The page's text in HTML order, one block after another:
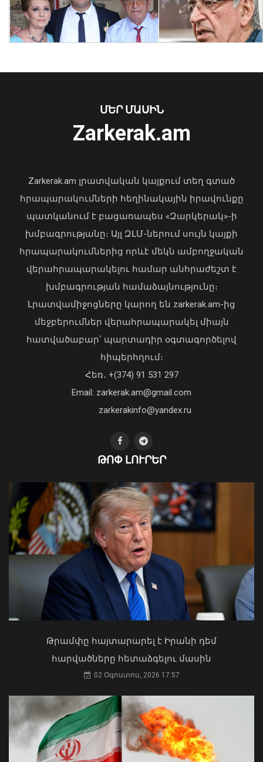
Վայոց ձորի քրեական ոստիկանները
դանակահարության դեպք են
բացահայտել․ կատարվում է
Արթուր Խուդինյանը նշանակվել է ՓԾ
տնօրենի տեղակալ․ Արամ
Ղազարյանն անձնակազմին է
ներկայացրել նորանշանակ
տեղակալին
07 Օգոստոս, 2026 21:05
Փրկարարները հայտանաբերել են
մոլորված զբոսաշրջիկներին
07 Օգոստոս, 2026 21:03
Երթևեկության կազմակերպման
փոփոխություն՝ Երևանի Սայաթ-
Նովայի պողոտայում
«Պարտվեցինք դաժան հիվանդության
04 Օգոստոս, 2026 19:12
Վարչապետ Փաշինյանն այցելել է
«ԷԼԵՎԵՅԹ ԷՅԱՅ» արհեստական
բանականության գործարան
Ի՞նչ ուղերձ էր ոտքի չկանգնելը.
Աղաջանյանը` ընդդիմությանը
ՄԵՐ ՄԱՍԻՆ
Zarkerak.am
Zarkerak.am լրատվական կայքում տեղ գտած
հրապարակումների հեղինակային իրավունքը
պատկանում է բացառապես «Զարկերակ»-ի
խմբագրությանը։ Այլ ԶԼՄ-ներում սույն կայքի
հրապարակումներից որևէ մեկն ամբողջական
վերահրապարակելու համար անհրաժեշտ է
խմբագրության համաձայնությունը։
Լրատվամիջոցները կարող են zarkerak.am-ից
մեջբերումներ վերահրապարակել միայն
հատվածաբար՝ պարտադիր օգտագործելով
հիպերհղում։
Հեռ․ +(374) 91 531 297
Email: zarkerak.am@gmail.com
zarkerakinfo@yandex.ru
ԹՈՓ ԼՈՒՐԵՐ
Թրամփը հայտարարել է Իրանի դեմ
հարվածները հետաձգելու մասին
02 Օգոստոս, 2026 17:57